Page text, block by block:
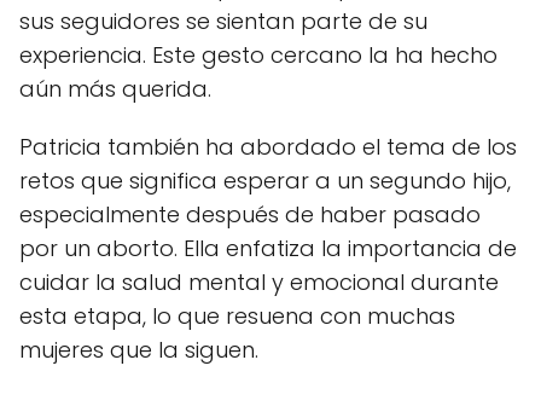
sus seguidores se sientan parte de su
experiencia. Este gesto cercano la ha hecho
aún más querida.
Patricia también ha abordado el tema de los
retos que significa esperar a un segundo hijo,
especialmente después de haber pasado
por un aborto. Ella enfatiza la importancia de
cuidar la salud mental y emocional durante
esta etapa, lo que resuena con muchas
mujeres que la siguen.